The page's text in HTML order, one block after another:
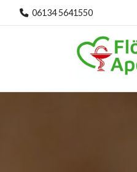
06134 5641550